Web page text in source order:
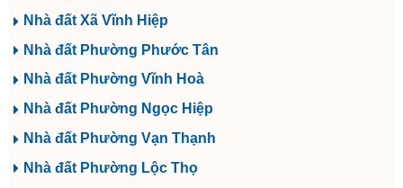
Nhà đất Xã Vĩnh Hiệp
Nhà đất Phường Phước Tân
Nhà đất Phường Vĩnh Hoà
Nhà đất Phường Ngọc Hiệp
Nhà đất Phường Vạn Thạnh
Nhà đất Phường Lộc Thọ